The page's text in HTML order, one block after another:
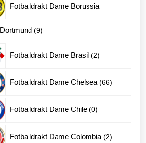
Fotballdrakt Dame Borussia
Dortmund 99
Fotballdrakt Dame Brasil 22
Fotballdrakt Dame Chelsea 6666
Fotballdrakt Dame Chile 00
Fotballdrakt Dame Colombia 22